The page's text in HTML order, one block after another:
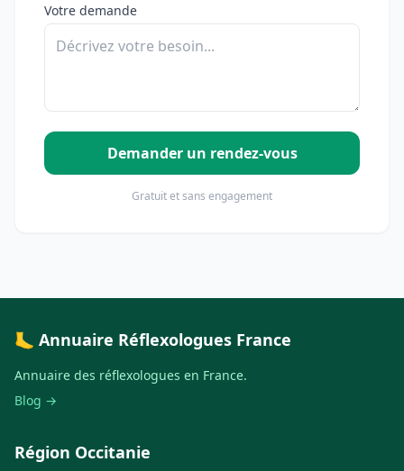
Votre demande
Demander un rendez-vous
Gratuit et sans engagement
🦶 Annuaire Réflexologues France
Annuaire des réflexologues en France.
Blog →
Région Occitanie